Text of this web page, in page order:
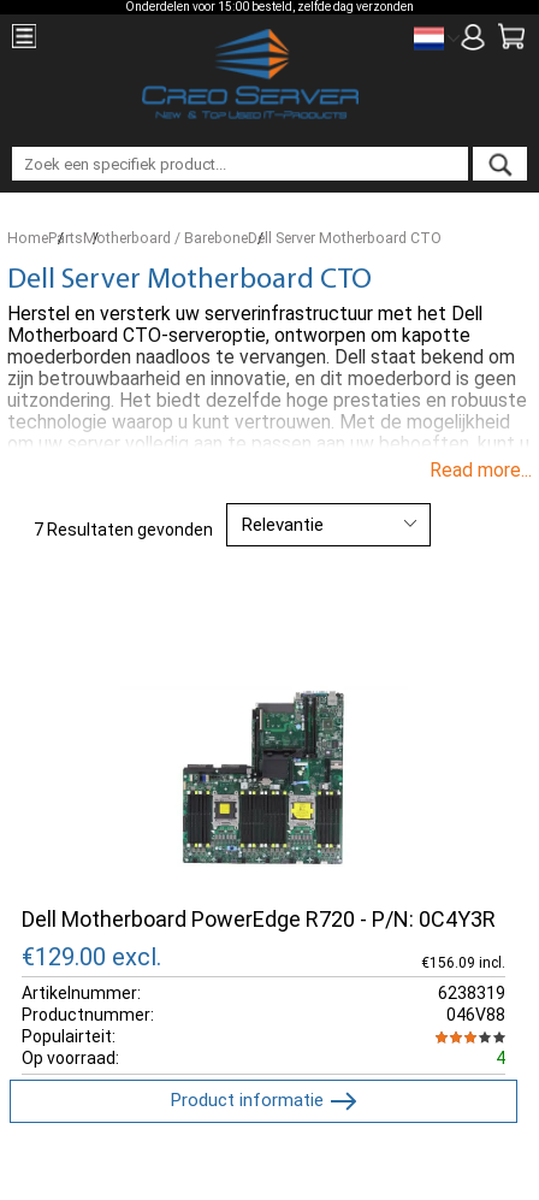
Onderdelen voor 15:00 besteld, zelfde dag verzonden
HomePartsMotherboard / BareboneDell Server Motherboard CTO
Dell Server Motherboard CTO
Herstel en versterk uw serverinfrastructuur met het Dell
Motherboard CTO-serveroptie, ontworpen om kapotte
moederborden naadloos te vervangen. Dell staat bekend om
zijn betrouwbaarheid en innovatie, en dit moederbord is geen
uitzondering. Het biedt dezelfde hoge prestaties en robuuste
technologie waarop u kunt vertrouwen. Met de mogelijkheid
om uw server volledig aan te passen aan uw behoeften, kunt u
nieuwste technologische functies en de gemoedsrust die
wordt geboden door een wereldleider in IT-oplossingen.
Read more...
7 Resultaten gevonden
Dell Motherboard PowerEdge R720 - P/N: 0C4Y3R
€129.00 excl. €156.09 incl.
Artikelnummer:
6238319
Productnummer:
046V88
Populairteit:
Op voorraad:
4
Product informatie